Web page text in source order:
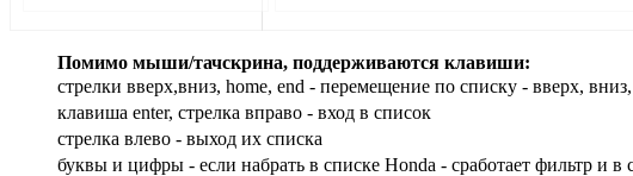
Помимо мыши/тачскрина, поддерживаются клавиши:
стрелки вверх,вниз, home, end - перемещение по списку - вверх,
клавиша enter, стрелка вправо - вход в список
cтрелка влево - выход их списка
буквы и цифры - если набрать в списке Honda - сработает фильтр и в